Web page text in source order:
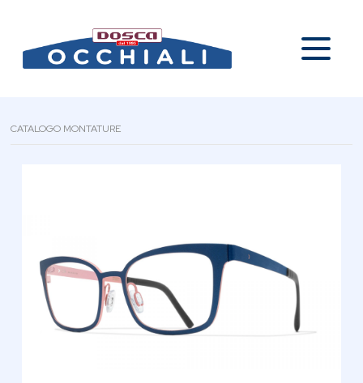
CATALOGO MONTATURE